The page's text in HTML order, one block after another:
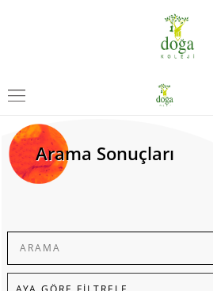
Arama Sonuçları